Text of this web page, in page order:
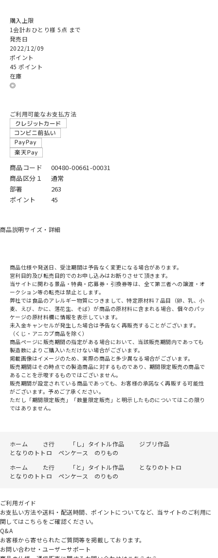
購入上限
1会計おひとり様 5点 まで
発売日
2022/12/09
ポイント
45 ポイント
在庫
◎
ご利用可能なお支払方法
商品コード
00480-00661-00031
商品区分１
通常
部署
263
ポイント
45
商品説明サイズ・詳細
商品仕様や発送日、受注期間は予告なく変更になる場合があります。
営利目的及び転売目的でのお申し込みはお断りさせて頂きます。
当サイトに関わる景品・特典・応募券・引換券等は、全て第三者への譲渡・オ
ークション等の転売は禁止とします。
弊社では食品のアレルギー物質につきまして、特定原材料７品目（卵、乳、小
麦、えび、かに、落花生、そば）が商品の原材料に含まれる場合、個々のパッ
ケージの原材料欄に情報を表示しています。
未入金キャンセルが発生した場合は予告なく再販売することがございます。
（くじ・アニカプ商品を除く）
商品ページに販売期間の指定がある場合において、当該販売期間内であっても
製造数によりご購入いただけない場合がございます。
掲載画像はイメージのため、実際の商品と多少異なる場合がございます。
販売期間はその時点での製造商品に対するものであり、期間限定販売の商品で
あることを示唆するものではございません。
販売期間が設定されている商品であっても、お客様の承諾なく再販する可能性
がございます。予めご了承ください。
ただし「期間限定販売」「数量限定販売」と明示したものについてはこの限り
ではありません。
ホーム さ行 「し」タイトル作品
ジブリ作品
となりのトトロ ペンケース のりもの
ホーム
た行 「と」タイトル作品
となりのトトロ
となりのトトロ ペンケース のりもの
ご利用ガイド
お支払い方法や送料・配送時間、ポイントについてなど、当サイトのご利用に
関してはこちらをご確認ください。
Q&A
お客様から寄せられたご質問等を掲載しております。
お問い合わせ・ユーザーサポート